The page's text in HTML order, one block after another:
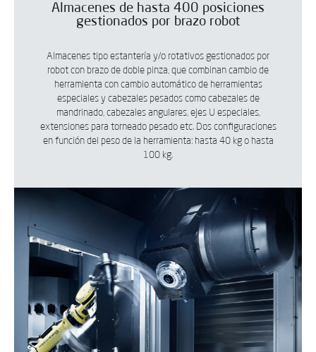
Almacenes de hasta 400 posiciones
gestionados por brazo robot
Almacenes tipo estantería y/o rotativos gestionados por
robot con brazo de doble pinza, que combinan cambio de
herramienta con cambio automático de herramientas
especiales y cabezales pesados como cabezales de
mandrinado, cabezales angulares, ejes U especiales,
extensiones para torneado pesado etc. Dos configuraciones
en función del peso de la herramienta: hasta 40 kg o hasta
100 kg.
SUSCRÍBETE A NUESTRA
NEWSLETTER DE
AUTOMATIZACIÓN
Rellena el formulario para que
podamos enviarte todas nuestras
novedades en automatización